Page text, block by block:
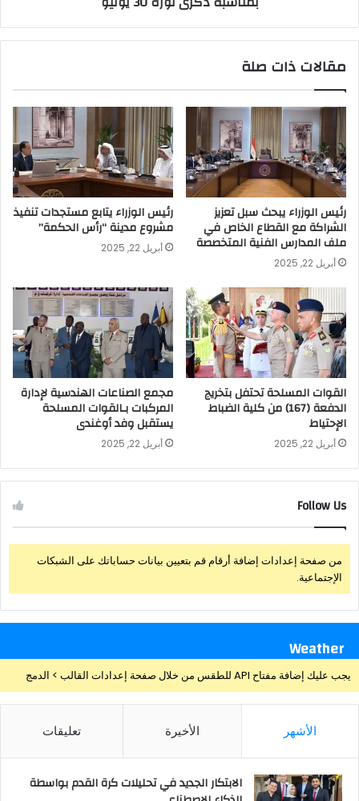
مقالات ذات صلة
رئيس الوزراء يبحث سبل تعزيز
الشراكة مع القطاع الخاص في
ملف المدارس الفنية المتخصصة
أبريل 22, 2025
رئيس الوزراء يتابع مستجدات تنفيذ
مشروع مدينة “رأس الحكمة”
أبريل 22, 2025
القوات المسلحة تحتفل بتخريج
الدفعة (167) من كلية الضباط
الإحتياط
أبريل 22, 2025
مجمع الصناعات الهندسية لإدارة
المركبات بـالقوات المسلحة
يستقبل وفد أوغندى
أبريل 22, 2025
Follow Us
من صفحة إعدادات إضافة أرقام قم بتعيين بيانات حساباتك على الشبكات
الإجتماعية.
Weather
يجب عليك إضافة مفتاح API للطقس من خلال صفحة إعدادات القالب > الدمج
الأشهر الأخيرة تعليقات
الابتكار الجديد في تحليلات كرة القدم بواسطة